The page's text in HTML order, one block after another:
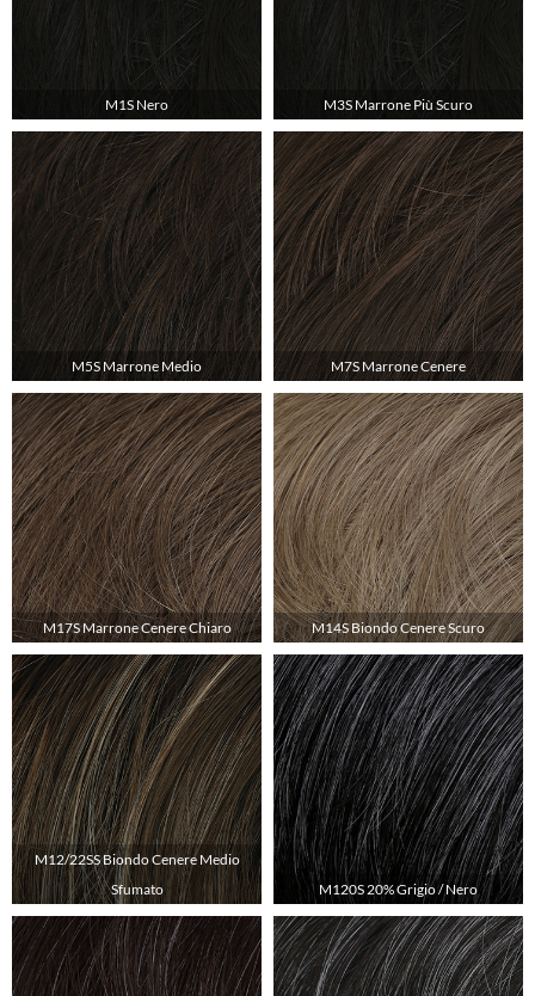
M1S Nero M3S Marrone Più Scuro
M5S Marrone Medio M7S Marrone Cenere
M17S Marrone Cenere Chiaro M14S Biondo Cenere Scuro
M12/22SS Biondo Cenere Medio
Sfumato
M120S 20% Grigio / Nero